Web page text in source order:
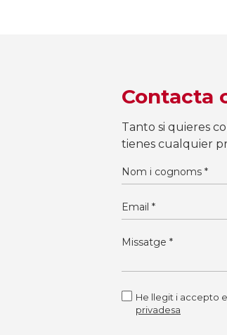
Contacta
Tanto si quieres
tienes cualquier
He llegit i accepto
privadesa